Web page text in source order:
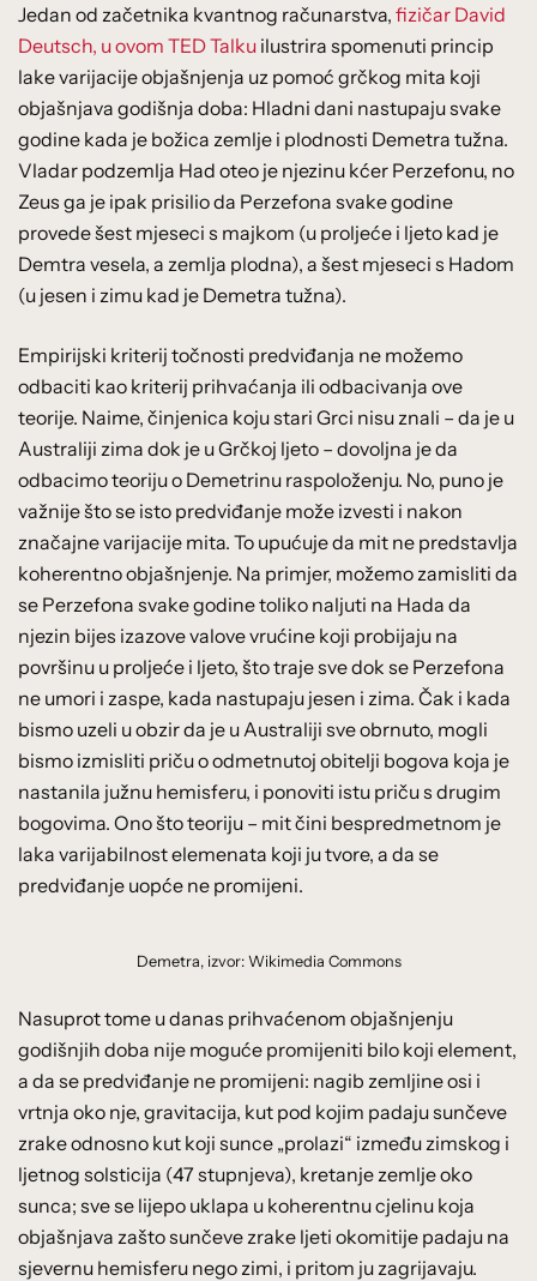
Jedan od začetnika kvantnog računarstva, fizičar David
Deutsch, u ovom TED Talku ilustrira spomenuti princip
lake varijacije objašnjenja uz pomoć grčkog mita koji
objašnjava godišnja doba: Hladni dani nastupaju svake
godine kada je božica zemlje i plodnosti Demetra tužna.
Vladar podzemlja Had oteo je njezinu kćer Perzefonu, no
Zeus ga je ipak prisilio da Perzefona svake godine
provede šest mjeseci s majkom (u proljeće i ljeto kad je
Demtra vesela, a zemlja plodna), a šest mjeseci s Hadom
(u jesen i zimu kad je Demetra tužna).
Empirijski kriterij točnosti predviđanja ne možemo
odbaciti kao kriterij prihvaćanja ili odbacivanja ove
teorije. Naime, činjenica koju stari Grci nisu znali – da je u
Australiji zima dok je u Grčkoj ljeto – dovoljna je da
odbacimo teoriju o Demetrinu raspoloženju. No, puno je
važnije što se isto predviđanje može izvesti i nakon
značajne varijacije mita. To upućuje da mit ne predstavlja
koherentno objašnjenje. Na primjer, možemo zamisliti da
se Perzefona svake godine toliko naljuti na Hada da
njezin bijes izazove valove vrućine koji probijaju na
površinu u proljeće i ljeto, što traje sve dok se Perzefona
ne umori i zaspe, kada nastupaju jesen i zima. Čak i kada
bismo uzeli u obzir da je u Australiji sve obrnuto, mogli
bismo izmisliti priču o odmetnutoj obitelji bogova koja je
nastanila južnu hemisferu, i ponoviti istu priču s drugim
bogovima. Ono što teoriju – mit čini bespredmetnom je
laka varijabilnost elemenata koji ju tvore, a da se
predviđanje uopće ne promijeni.
Demetra, izvor: Wikimedia Commons
Nasuprot tome u danas prihvaćenom objašnjenju
godišnjih doba nije moguće promijeniti bilo koji element,
a da se predviđanje ne promijeni: nagib zemljine osi i
vrtnja oko nje, gravitacija, kut pod kojim padaju sunčeve
zrake odnosno kut koji sunce „prolazi“ između zimskog i
ljetnog solsticija (47 stupnjeva), kretanje zemlje oko
sunca; sve se lijepo uklapa u koherentnu cjelinu koja
objašnjava zašto sunčeve zrake ljeti okomitije padaju na
sjevernu hemisferu nego zimi, i pritom ju zagrijavaju.